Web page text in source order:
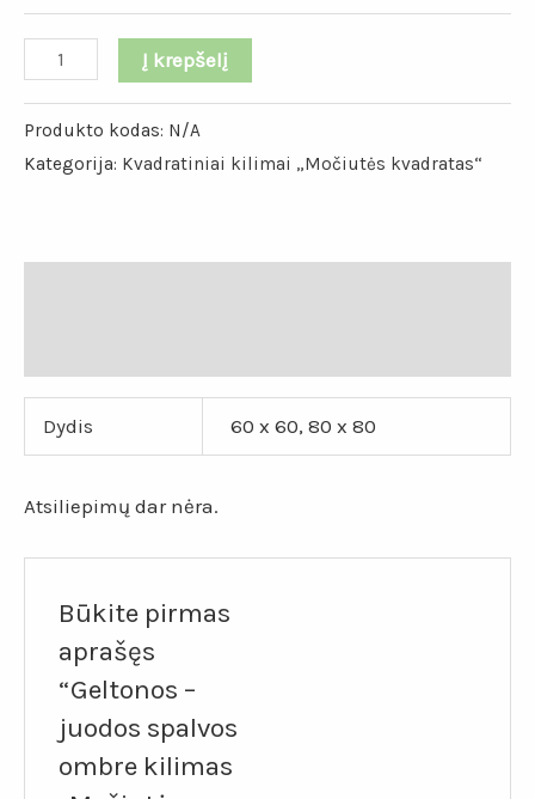
Į krepšelį
Produkto kodas: N/A
Kategorija: Kvadratiniai kilimai „Močiutės kvadratas“
Dydis 60 x 60, 80 x 80
Atsiliepimų dar nėra.
Būkite pirmas
aprašęs
“Geltonos –
juodos spalvos
ombre kilimas